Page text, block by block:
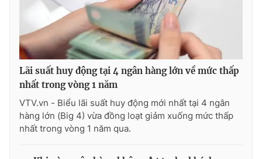
Theo dõi báo trên
Cơ quan chủ quản:Đài Truyền hình Việt Nam
Cơ quan báo chí:Thời báo VTV
Giấy phép hoạt động báo in và báo điện tử số 483/GP-BTTTT
cấp ngày 29/12/2023
Tổng Biên tập:Vũ Thanh Thủy
Phó Tổng Biên tập: Nguyễn Thị Mỹ Hạnh, Phạm Quốc Thắng,
Nguyễn Trọng Ninh
Lãi suất huy động tại 4 ngân hàng lớn về mức thấp
nhất trong vòng 1 năm
VTV.vn - Biểu lãi suất huy động mới nhất tại 4 ngân
hàng lớn (Big 4) vừa đồng loạt giảm xuống mức thấp
nhất trong vòng 1 năm qua.